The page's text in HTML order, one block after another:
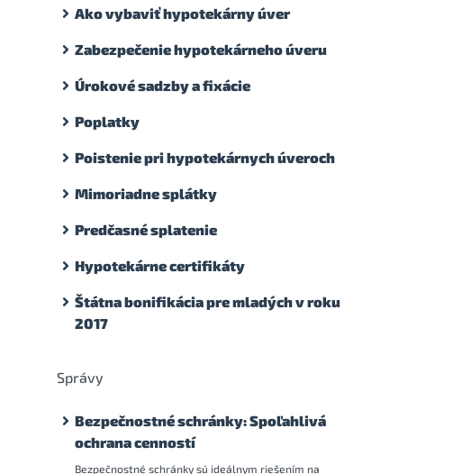
Ako vybaviť hypotekárny úver
Zabezpečenie hypotekárneho úveru
Úrokové sadzby a fixácie
Poplatky
Poistenie pri hypotekárnych úveroch
Mimoriadne splátky
Predčasné splatenie
Hypotekárne certifikáty
Štátna bonifikácia pre mladých v roku
2017
Správy
Bezpečnostné schránky: Spoľahlivá
ochrana cenností
Bezpečnostné schránky sú ideálnym riešením na